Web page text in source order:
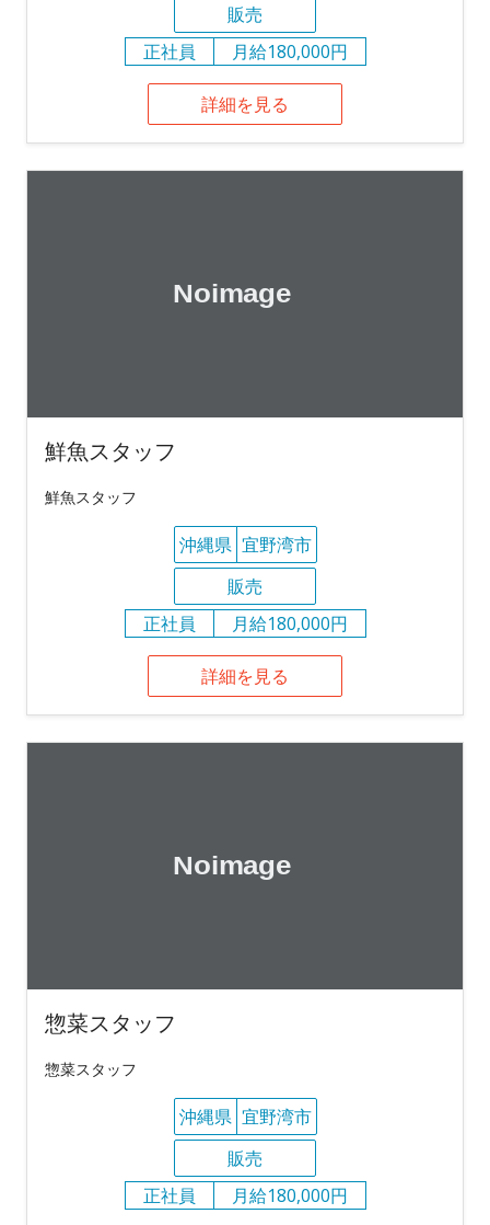
販売
正社員
月給180,000円
詳細を見る
鮮魚スタッフ
鮮魚スタッフ
沖縄県 宜野湾市
販売
正社員
月給180,000円
詳細を見る
惣菜スタッフ
惣菜スタッフ
沖縄県 宜野湾市
販売
正社員
月給180,000円